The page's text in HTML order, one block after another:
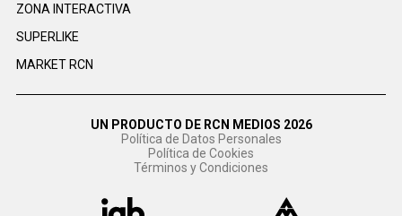
ZONA INTERACTIVA
SUPERLIKE
MARKET RCN
UN PRODUCTO DE RCN MEDIOS 2026
Política de Datos Personales
Política de Cookies
Términos y Condiciones